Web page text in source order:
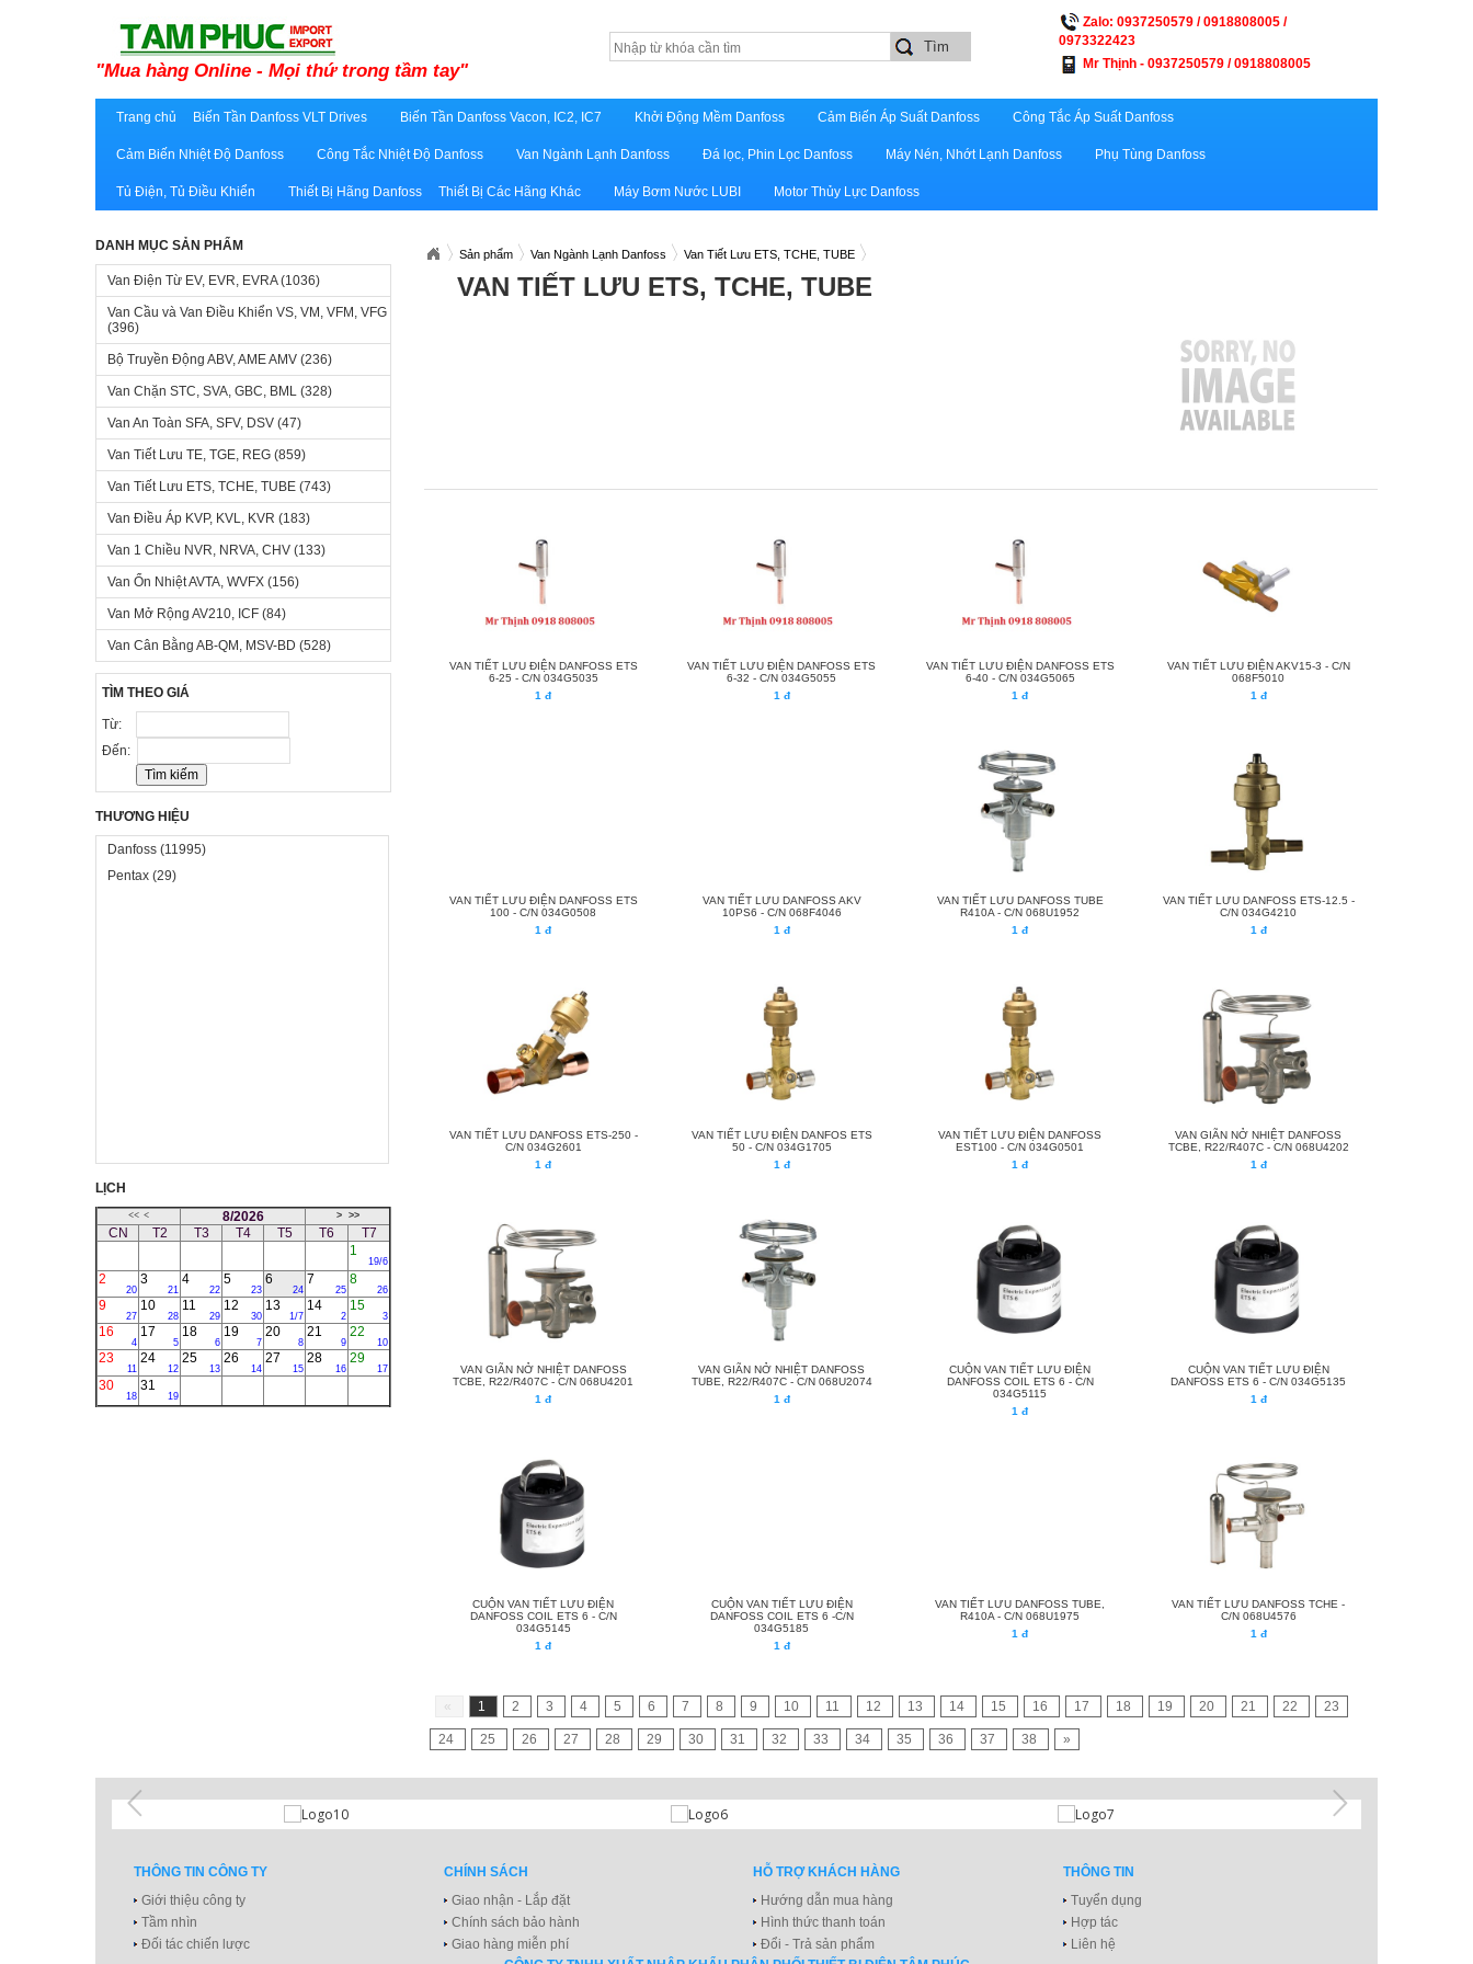
"Mua hàng Online - Mọi thứ trong tầm tay"
Zalo: 0937250579 / 0918808005 /
0973322423
Mr Thịnh - 0937250579 / 0918808005
Trang chủ Biến Tần Danfoss VLT Drives Biến Tần Danfoss Vacon, IC2, IC7 Khởi Động Mềm Danfoss Cảm Biến Áp Suất Danfoss Công Tắc Áp Suất Danfoss
Cảm Biến Nhiệt Độ Danfoss Công Tắc Nhiệt Độ Danfoss Van Ngành Lạnh Danfoss Đá lọc, Phin Lọc Danfoss Máy Nén, Nhớt Lạnh Danfoss Phụ Tùng Danfoss
Tủ Điện, Tủ Điều Khiển Thiết Bị Hãng Danfoss Thiết Bị Các Hãng Khác Máy Bơm Nước LUBI Motor Thủy Lực Danfoss
DANH MỤC SẢN PHẨM
Van Điện Từ EV, EVR, EVRA(1036)
Van Cầu và Van Điều Khiển VS, VM, VFM, VFG
(396)
Bộ Truyền Động ABV, AME AMV (236)
Van Chặn STC, SVA, GBC, BML (328)
Van An Toàn SFA, SFV, DSV (47)
Van Tiết Lưu TE, TGE, REG (859)
Van Tiết Lưu ETS, TCHE, TUBE (743)
Van Điều Áp KVP, KVL, KVR (183)
Van 1 Chiều NVR, NRVA, CHV (133)
Van Ổn Nhiệt AVTA, WVFX (156)
Van Mở Rộng AV210, ICF (84)
Van Cân Bằng AB-QM, MSV-BD (528)
TÌM THEO GIÁ
Từ:
Đến:
THƯƠNG HIỆU
Danfoss (11995)
Pentax (29)
LỊCH
<< < 8/2026 > >>
CN T2 T3 T4 T5 T6
T7
1
19/6
2
20
3
21
4
22
5
23
6
24
7
25
8
26
9
27
10
28
11
29
12
30
13
1/7
14
2
15
3
16
4
17
5
18
6
19
7
20
8
21
9
22
10
23
11
24
12
25
13
26
14
27
15
28
16
29
17
30
18
31
19
Sản phẩm Van Ngành Lạnh Danfoss Van Tiết Lưu ETS, TCHE, TUBE
VAN TIẾT LƯU ETS, TCHE, TUBE
VAN TIẾT LƯU ĐIỆN DANFOSS ETS
6-25 - C/N 034G5035
1 đ
VAN TIẾT LƯU ĐIỆN DANFOSS ETS
6-32 - C/N 034G5055
1 đ
VAN TIẾT LƯU ĐIỆN DANFOSS ETS
6-40 - C/N 034G5065
1 đ
VAN TIẾT LƯU ĐIỆN AKV15-3 - C/N
068F5010
1 đ
VAN TIẾT LƯU ĐIỆN DANFOSS ETS
100 - C/N 034G0508
1 đ
VAN TIẾT LƯU DANFOSS AKV
10PS6 - C/N 068F4046
1 đ
VAN TIẾT LƯU DANFOSS TUBE
R410A - C/N 068U1952
1 đ
VAN TIẾT LƯU DANFOSS ETS-12.5 -
C/N 034G4210
1 đ
VAN TIẾT LƯU DANFOSS ETS-250 -
C/N 034G2601
1 đ
VAN TIẾT LƯU ĐIỆN DANFOS ETS
50 - C/N 034G1705
1 đ
VAN TIẾT LƯU ĐIỆN DANFOSS
EST100 - C/N 034G0501
1 đ
VAN GIÃN NỞ NHIỆT DANFOSS
TCBE, R22/R407C - C/N 068U4202
1 đ
VAN GIÃN NỞ NHIỆT DANFOSS
TCBE, R22/R407C - C/N 068U4201
1 đ
VAN GIÃN NỞ NHIỆT DANFOSS
TUBE, R22/R407C - C/N 068U2074
1 đ
CUỘN VAN TIẾT LƯU ĐIỆN
DANFOSS COIL ETS 6 - C/N
034G5115
1 đ
CUỘN VAN TIẾT LƯU ĐIỆN
DANFOSS ETS 6 - C/N 034G5135
1 đ
CUỘN VAN TIẾT LƯU ĐIỆN
DANFOSS COIL ETS 6 - C/N
034G5145
1 đ
CUỘN VAN TIẾT LƯU ĐIỆN
DANFOSS COIL ETS 6 -C/N
034G5185
1 đ
VAN TIẾT LƯU DANFOSS TUBE,
R410A - C/N 068U1975
1 đ
VAN TIẾT LƯU DANFOSS TCHE -
C/N 068U4576
1 đ
« 1 2 3 4 5 6 7 8 9 10 11 12 13 14 15 16 17 18 19 20 21 22 23
24 25 26 27 28 29 30 31 32 33 34 35 36 37 38 »
THÔNG TIN CÔNG TY
Giới thiệu công ty
Tầm nhìn
Đối tác chiến lược
CHÍNH SÁCH
Giao nhận - Lắp đặt
Chính sách bảo hành
Giao hàng miễn phí
HỖ TRỢ KHÁCH HÀNG
Hướng dẫn mua hàng
Hình thức thanh toán
Đổi - Trả sản phẩm
THÔNG TIN
Tuyển dụng
Hợp tác
Liên hệ